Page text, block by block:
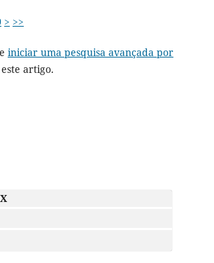
> >>
iniciar uma pesquisa avançada por
artigo.